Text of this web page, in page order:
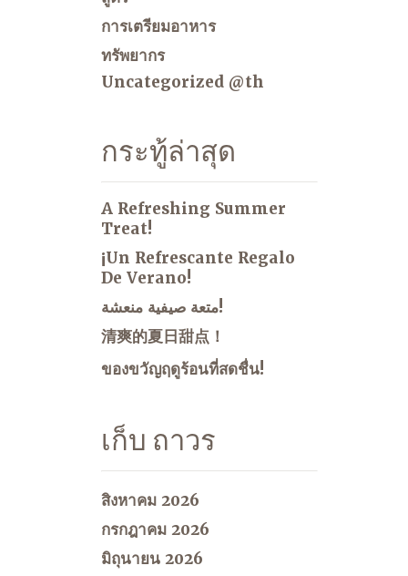
การเตรียมอาหาร
ทรัพยากร
Uncategorized @th
กระทู้ล่าสุด
A Refreshing Summer
Treat!
¡Un Refrescante Regalo
De Verano!
متعة صيفية منعشة!
清爽的夏日甜点！
ของขวัญฤดูร้อนที่สดชื่น!
เก็บ ถาวร
สิงหาคม 2026
กรกฎาคม 2026
มิถุนายน 2026